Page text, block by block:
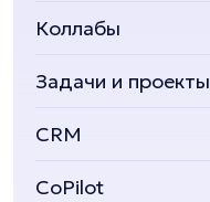
Коллабы
Задачи и проекты
CRM
CoPilot